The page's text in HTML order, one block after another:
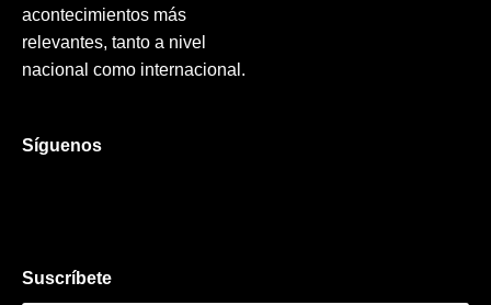
acontecimientos más
relevantes, tanto a nivel
nacional como internacional.
Síguenos
Suscríbete